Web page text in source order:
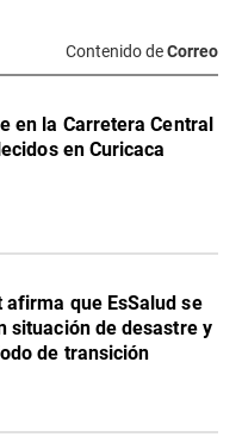
Contenido deCorreo
en la Carretera Central
en Curicaca
afirma que EsSalud se
situación de desastre y
de transición